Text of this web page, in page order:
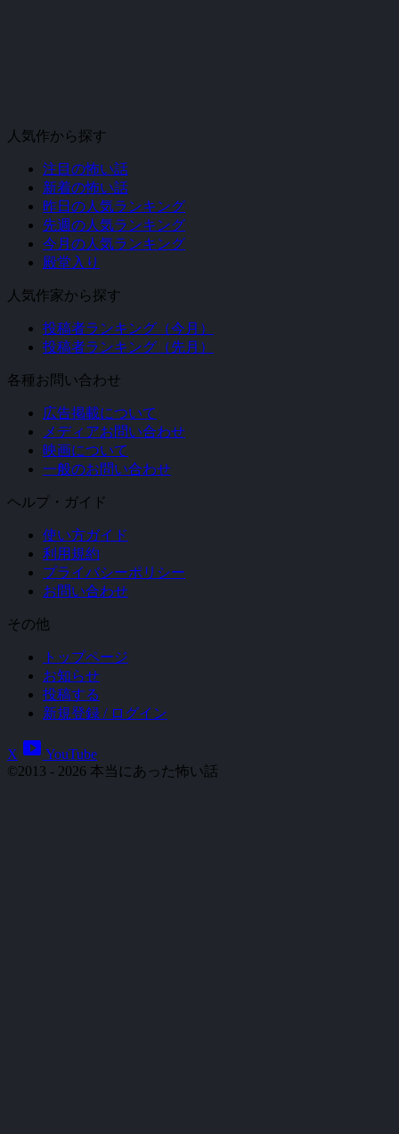
人気作から探す
注目の怖い話
新着の怖い話
昨日の人気ランキング
先週の人気ランキング
今月の人気ランキング
殿堂入り
人気作家から探す
投稿者ランキング（今月）
投稿者ランキング（先月）
各種お問い合わせ
広告掲載について
メディアお問い合わせ
映画について
一般のお問い合わせ
ヘルプ・ガイド
使い方ガイド
利用規約
プライバシーポリシー
お問い合わせ
その他
トップページ
お知らせ
投稿する
新規登録 / ログイン
X smart_display YouTube
©2013 - 2026 本当にあった怖い話